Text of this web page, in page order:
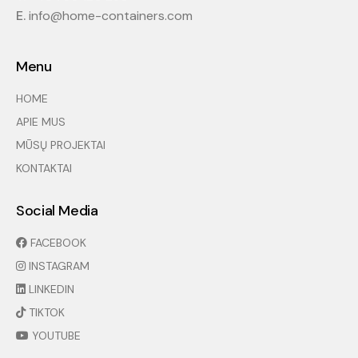
E.info@home-containers.com
Menu
HOME
APIE MUS
MŪSŲ PROJEKTAI
KONTAKTAI
Social Media
FACEBOOK
INSTAGRAM
LINKEDIN
TIKTOK
YOUTUBE